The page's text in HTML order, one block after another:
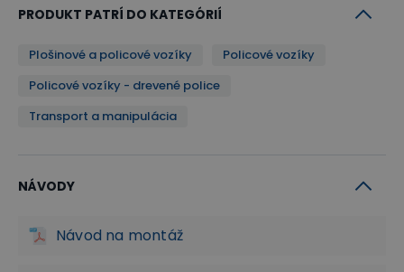
PRODUKT PATRÍ DO KATEGÓRIÍ
Plošinové a policové vozíky
Policové vozíky
Policové vozíky - drevené police
Transport a manipulácia
NÁVODY
Návod na montáž